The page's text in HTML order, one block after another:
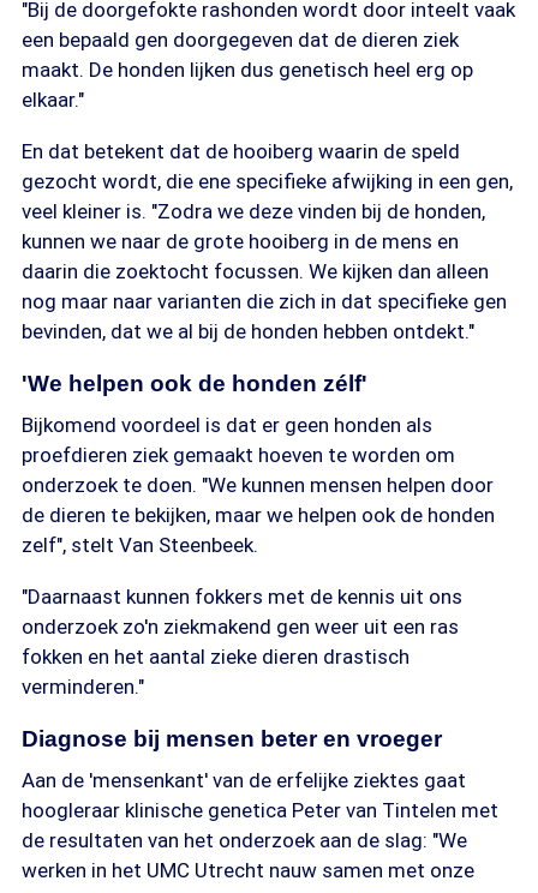
"Bij de doorgefokte rashonden wordt door inteelt vaak
een bepaald gen doorgegeven dat de dieren ziek
maakt. De honden lijken dus genetisch heel erg op
elkaar."
En dat betekent dat de hooiberg waarin de speld
gezocht wordt, die ene specifieke afwijking in een gen,
veel kleiner is. "Zodra we deze vinden bij de honden,
kunnen we naar de grote hooiberg in de mens en
daarin die zoektocht focussen. We kijken dan alleen
nog maar naar varianten die zich in dat specifieke gen
bevinden, dat we al bij de honden hebben ontdekt."
'We helpen ook de honden zélf'
Bijkomend voordeel is dat er geen honden als
proefdieren ziek gemaakt hoeven te worden om
onderzoek te doen. "We kunnen mensen helpen door
de dieren te bekijken, maar we helpen ook de honden
zelf", stelt Van Steenbeek.
"Daarnaast kunnen fokkers met de kennis uit ons
onderzoek zo'n ziekmakend gen weer uit een ras
fokken en het aantal zieke dieren drastisch
verminderen."
Diagnose bij mensen beter en vroeger
Aan de 'mensenkant' van de erfelijke ziektes gaat
hoogleraar klinische genetica Peter van Tintelen met
de resultaten van het onderzoek aan de slag: "We
werken in het UMC Utrecht nauw samen met onze